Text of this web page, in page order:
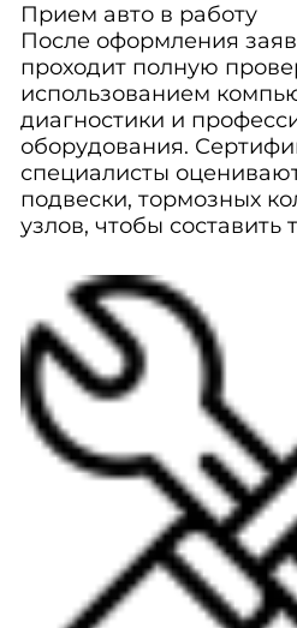
Прием авто в работу
После оформления
проходит полную
использованием
диагностики и
оборудования.
специалисты
подвески, тормозных
узлов, чтобы составить